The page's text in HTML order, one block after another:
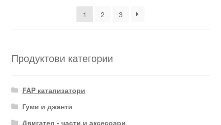
1
2 3
Продуктови категории
FAP катализатори
Гуми и джанти
Двигател - части и аксесоари